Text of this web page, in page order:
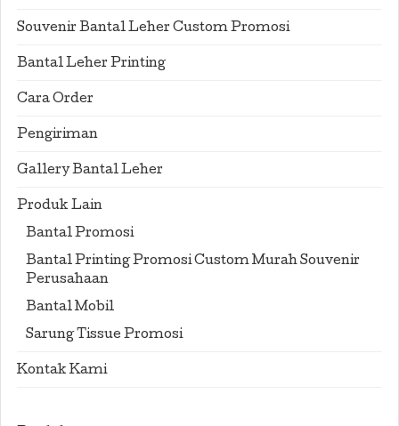
Souvenir Bantal Leher Custom Promosi
Bantal Leher Printing
Cara Order
Pengiriman
Gallery Bantal Leher
Produk Lain
Bantal Promosi
Bantal Printing Promosi Custom Murah Souvenir
Perusahaan
Bantal Mobil
Sarung Tissue Promosi
Kontak Kami